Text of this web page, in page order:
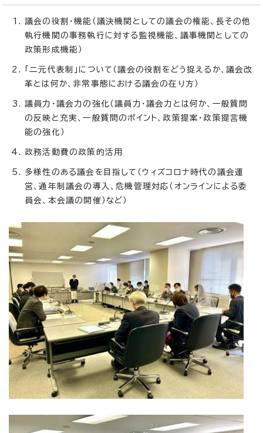
議会の役割・機能（議決機関としての議会の権能、長その他
執行機関の事務執行に対する監視機能、議事機関としての
政策形成機能）
「二元代表制」について（議会の役割をどう捉えるか、議会改
革とは何か、非常事態における議会の在り方）
議員力・議会力の強化（議員力・議会力とは何か、一般質問
の反映と充実、一般質問のポイント、政策提案・政策提言機
能の強化）
政務活動費の政策的活用
多様性のある議会を目指して（ウィズコロナ時代の議会運
営、通年制議会の導入、危機管理対応（オンラインによる委
員会、本会議の開催）など）